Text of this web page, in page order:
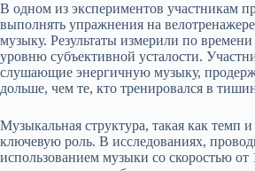
В одном из экспериментов участникам
выполнять упражнения на
музыку. Результаты измерили по
уровню субъективной усталости.
слушающие энергичную музыку,
дольше, чем те, кто тренировался в
Музыкальная структура, такая как темп
ключевую роль. В исследованиях,
использованием музыки со скоростью от